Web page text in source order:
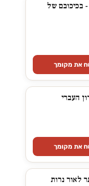
בכיכובם של
את מקומך
העברי
את מקומך